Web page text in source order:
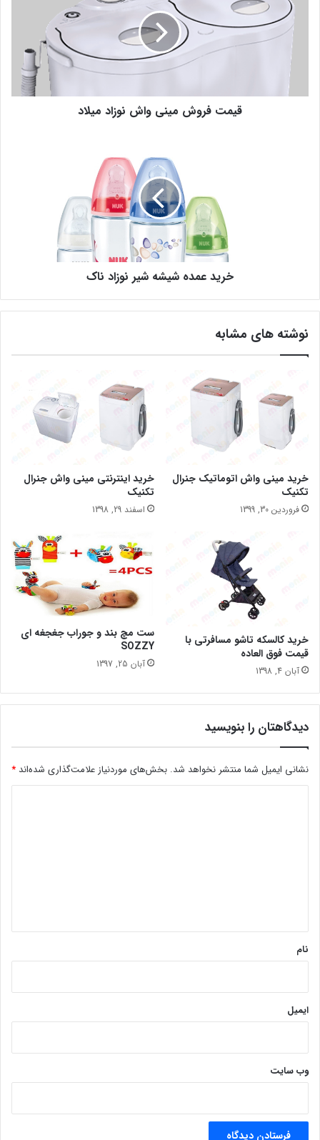
قیمت فروش مینی واش نوزاد میلاد
خرید عمده شیشه شیر نوزاد ناک
نوشته های مشابه
خرید مینی واش اتوماتیک جنرال
تکنیک
فروردین 30, 1399
خرید اینترنتی مینی واش جنرال
تکنیک
اسفند 29, 1398
خرید کالسکه تاشو مسافرتی با
قیمت فوق العاده
آبان 4, 1398
ست مچ بند و جوراب جغجغه ای
SOZZY
آبان 25, 1397
دیدگاهتان را بنویسید
نشانی ایمیل شما منتشر نخواهد شد. بخش‌های موردنیاز علامت‌گذاری شده‌اند *
نام
ایمیل
وب‌ سایت